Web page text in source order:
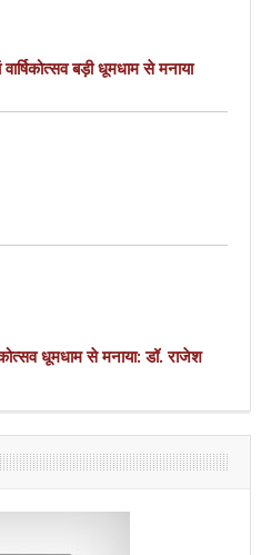
बड़ी धूमधाम से मनाया
धूमधाम से मनाया: डॉ. राजेश